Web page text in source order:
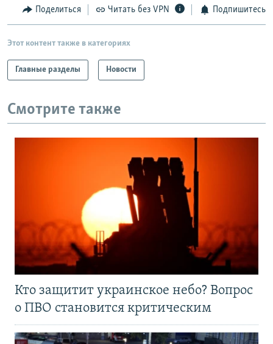
Поделиться Читать без VPN Подпишитесь
Этот контент также в категориях
Главные разделы Новости
Смотрите также
Кто защитит украинское небо? Вопрос
о ПВО становится критическим